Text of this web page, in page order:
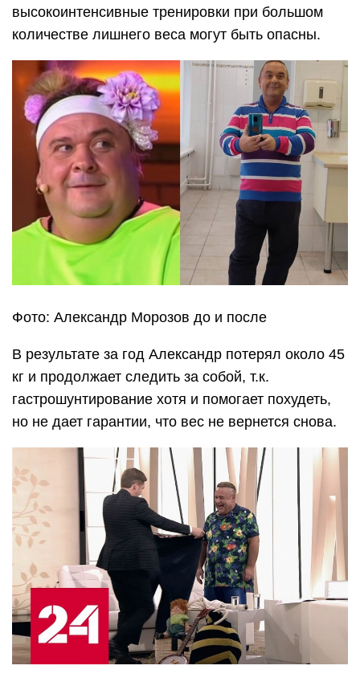
высокоинтенсивные тренировки при большом
количестве лишнего веса могут быть опасны.
Фото: Александр Морозов до и после
В результате за год Александр потерял около 45
кг и продолжает следить за собой, т.к.
гастрошунтирование хотя и помогает похудеть,
но не дает гарантии, что вес не вернется снова.